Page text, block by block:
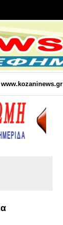
www.kozaninews.gr